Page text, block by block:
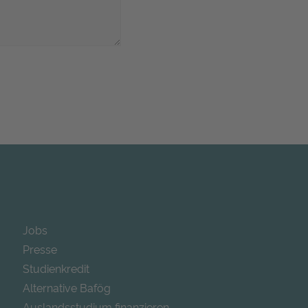
Jobs
Presse
Studienkredit
Alternative Bafög